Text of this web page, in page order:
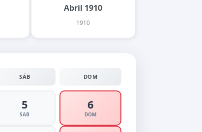
Abril 1910
1910
SÁB DOM
5
SAB
6
DOM